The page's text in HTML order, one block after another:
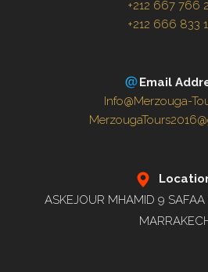
+212 667 766
+212 666 833
Email
Info@Merzouga-
ASKEJOUR MHAMID 9